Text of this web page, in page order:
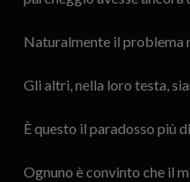
Naturalmente il problema
Gli altri, nella loro testa,
È questo il paradosso più
Ognuno è convinto che il